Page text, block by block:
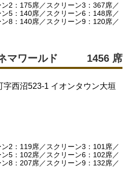
2：175席／スクリーン3：367席／
5：140席／スクリーン6：148席／
8：140席／スクリーン9：120席／
マワールド 1456 席
字西沼523-1 イオンタウン大垣
2：119席／スクリーン3：101席／
5：102席／スクリーン6：102席／
8：207席／スクリーン9：132席／